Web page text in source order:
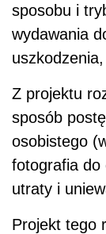
sposobu i
wydawania
Z projektu
sposób
osobistego
fotografia do
utraty i
Projekt tego